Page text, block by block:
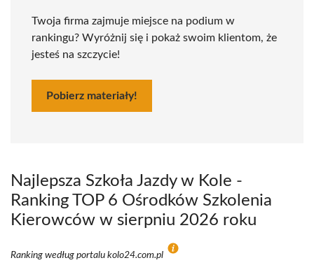
Twoja firma zajmuje miejsce na podium w
rankingu? Wyróżnij się i pokaż swoim klientom, że
jesteś na szczycie!
Pobierz materiały!
Najlepsza Szkoła Jazdy w Kole -
Ranking TOP 6 Ośrodków Szkolenia
Kierowców w sierpniu 2026 roku
Ranking według portalu kolo24.com.pl